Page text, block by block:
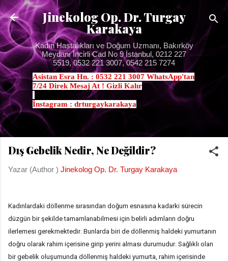
Ana içeriğe atla
Jinekolog Op. Dr. Turgay
Karakaya
Kadın Hastalıkları ve Doğum Uzmanı, Bakırköy
Meydanı İncirli Cad No 9 İstanbul, 0212 227
5519, 0532 221 3007, 0542 215 7274
Asistan Esra Hn. : 0532 221 3007 WhatsApp'tan
7/24 Direk Mesaj At ! Gizli Kalır
İnstagram : drturgaykarakaya
Dış Gebelik Nedir, Ne Değildir?
Yazar (Author ) Jinekolog Op. Dr. Turgay Karakaya
Kadınlardaki döllenme sırasından doğum esnasına kadarki sürecin
düzgün bir şekilde tamamlanabilmesi için belirli adımların doğru
ilerlemesi gerekmektedir. Bunlarda biri de döllenmiş haldeki yumurtanın
doğru olarak rahim içerisine girip yerini alması durumudur. Sağlıklı olan
bir gebelik oluşumunda döllenmiş haldeki yumurta, rahim içerisinde